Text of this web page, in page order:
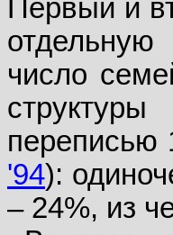
Первый и
отдельную
число
переписью
'94):
– 24%, из